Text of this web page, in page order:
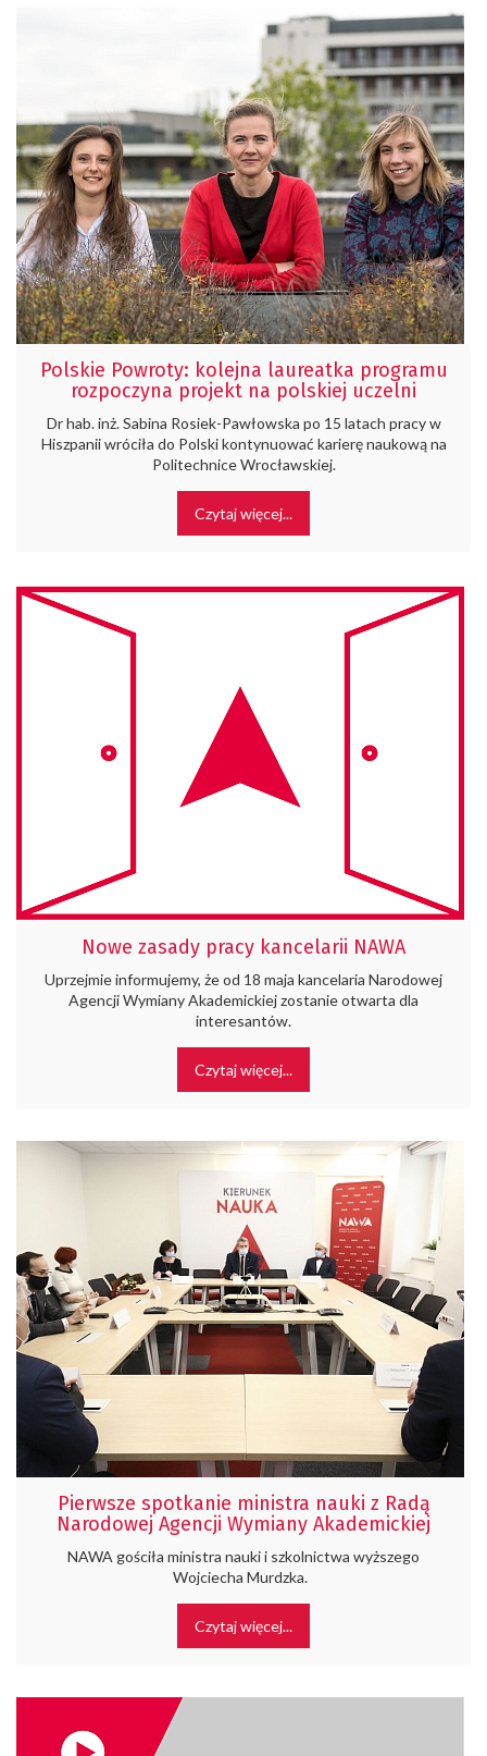
Polskie Powroty: kolejna laureatka programu
rozpoczyna projekt na polskiej uczelni
Dr hab. inż. Sabina Rosiek-Pawłowska po 15 latach pracy w
Hiszpanii wróciła do Polski kontynuować karierę naukową na
Politechnice Wrocławskiej.
Czytaj więcej...
Nowe zasady pracy kancelarii NAWA
Uprzejmie informujemy, że od 18 maja kancelaria Narodowej
Agencji Wymiany Akademickiej zostanie otwarta dla
interesantów.
Czytaj więcej...
Pierwsze spotkanie ministra nauki z Radą
Narodowej Agencji Wymiany Akademickiej
NAWA gościła ministra nauki i szkolnictwa wyższego
Wojciecha Murdzka.
Czytaj więcej...